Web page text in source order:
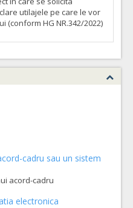
utilajele pe care le vor
HG NR.342/2022)
cadru sau un sistem
acord-cadru
electronica